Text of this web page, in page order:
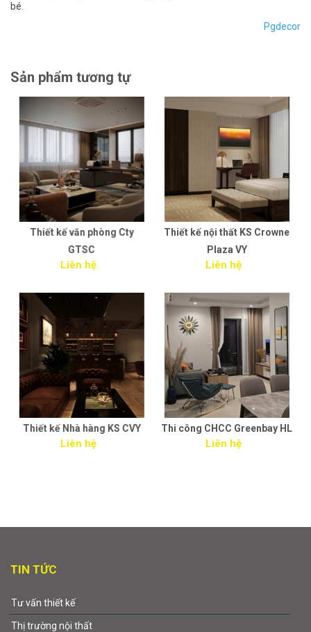
bé.
Pgdecor
Sản phẩm tương tự
Thiết kế nội thất KS Crowne
Plaza VY
Liên hệ
Thi công CHCC Greenbay HL
Liên hệ
Thi công nội thất văn phòng
MEDA HN
Liên hệ
Thi công nội thất văn phòng
& căn hộ cho thuê - công ty
TIN TỨC
Tư vấn thiết kế
Thị trường nội thất